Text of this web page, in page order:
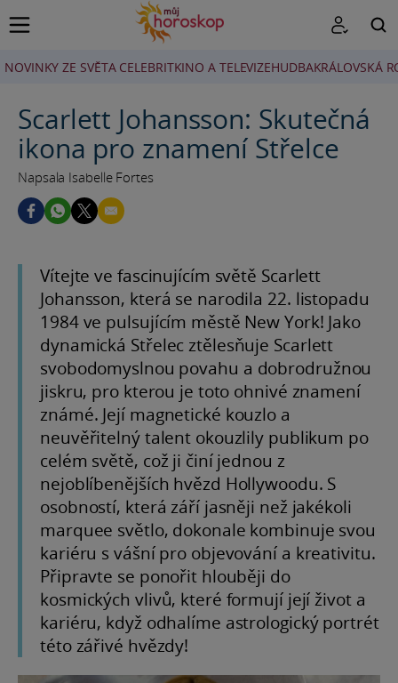
NOVINKY ZE SVĚTA CELEBRITKINO A TELEVIZEHUDBAKRÁLOVSKÁ
Scarlett Johansson: Skutečná
ikona pro znamení Střelce
Napsala Isabelle Fortes
Vítejte ve fascinujícím světě Scarlett
Johansson, která se narodila 22. listopadu
1984 ve pulsujícím městě New York! Jako
dynamická Střelec ztělesňuje Scarlett
svobodomyslnou povahu a dobrodružnou
jiskru, pro kterou je toto ohnivé znamení
známé. Její magnetické kouzlo a
neuvěřitelný talent okouzlily publikum po
celém světě, což ji činí jednou z
nejoblíbenějších hvězd Hollywoodu. S
osobností, která září jasněji než jakékoli
marquee světlo, dokonale kombinuje svou
kariéru s vášní pro objevování a kreativitu.
Připravte se ponořit hlouběji do
kosmických vlivů, které formují její život a
kariéru, když odhalíme astrologický portrét
této zářivé hvězdy!